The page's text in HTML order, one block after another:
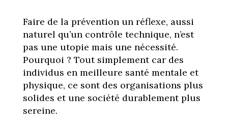
Faire de la prévention un réflexe, aussi
naturel qu’un contrôle technique, n’est
pas une utopie mais une nécessité.
Pourquoi ? Tout simplement car des
individus en meilleure santé mentale et
physique, ce sont des organisations plus
solides et une société durablement plus
sereine.